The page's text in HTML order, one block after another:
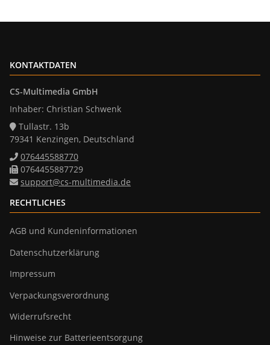
KONTAKTDATEN
CS-Multimedia GmbH
Inhaber: Christian Schwenk
Tullastr. 13b
79341 Kenzingen, Deutschland
076445588770
0764455887729
support@cs-multimedia.de
RECHTLICHES
AGB und Kundeninformationen
Datenschutzerklärung
Impressum
Verpackungsverordnung
Widerrufsrecht
Hinweise zur Batterieentsorgung